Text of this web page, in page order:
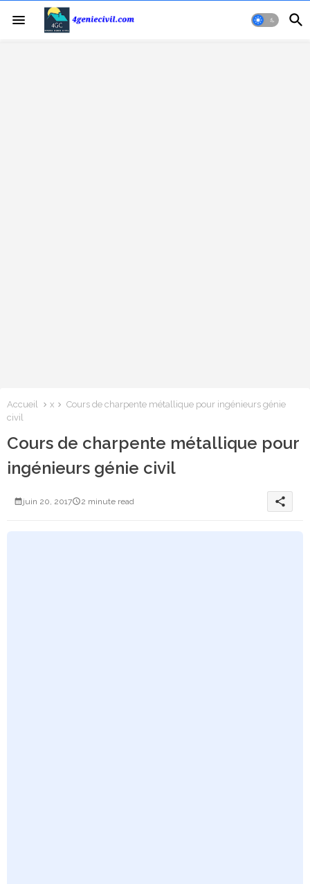
Accueil x
Cours de charpente métallique pour ingénieurs génie
civil
Cours de charpente métallique pour
ingénieurs génie civil
juin 20, 2017 2 minute read share